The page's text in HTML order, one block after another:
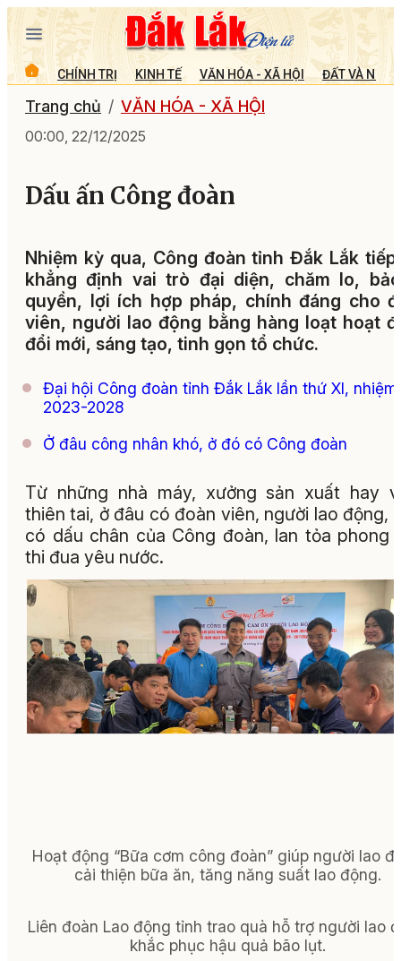
CHÍNH TRỊ KINH TẾ VĂN HÓA - XÃ HỘI ĐẤT VÀ
Trang chủ VĂN HÓA - XÃ HỘI
00:00, 22/12/2025
Dấu ấn Công đoàn
Nhiệm kỳ qua, Công đoàn tỉnh Đắk Lắk
khẳng định vai trò đại diện, chăm lo,
quyền, lợi ích hợp pháp, chính đáng cho
viên, người lao động bằng hàng loạt hoạt
đổi mới, sáng tạo, tinh gọn tổ chức.
Đại hội Công đoàn tỉnh Đắk Lắk lần thứ XI,
2023-2028
Ở đâu công nhân khó, ở đó có Công đoàn
Từ những nhà máy, xưởng sản xuất hay
thiên tai, ở đâu có đoàn viên, người lao động,
có dấu chân của Công đoàn, lan tỏa phong
thi đua yêu nước.
Hoạt động “Bữa cơm công đoàn” giúp người lao
cải thiện bữa ăn, tăng năng suất lao động.
Liên đoàn Lao động tỉnh trao quà hỗ trợ người lao
khắc phục hậu quả bão lụt.